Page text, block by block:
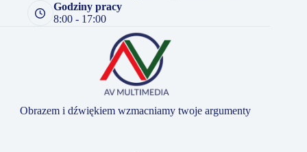
Godziny pracy
8:00 - 17:00
Obrazem i dźwiękiem wzmacniamy twoje argumenty